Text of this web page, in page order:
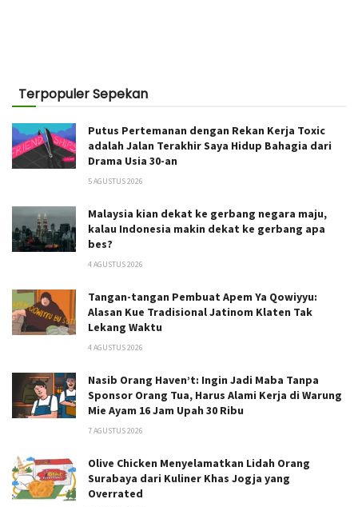
Terpopuler Sepekan
Putus Pertemanan dengan Rekan Kerja Toxic
adalah Jalan Terakhir Saya Hidup Bahagia dari
Drama Usia 30-an
5 AGUSTUS 2026
Malaysia kian dekat ke gerbang negara maju,
kalau Indonesia makin dekat ke gerbang apa
bes?
4 AGUSTUS 2026
Tangan-tangan Pembuat Apem Ya Qowiyyu:
Alasan Kue Tradisional Jatinom Klaten Tak
Lekang Waktu
4 AGUSTUS 2026
Nasib Orang Haven’t: Ingin Jadi Maba Tanpa
Sponsor Orang Tua, Harus Alami Kerja di Warung
Mie Ayam 16 Jam Upah 30 Ribu
7 AGUSTUS 2026
Olive Chicken Menyelamatkan Lidah Orang
Surabaya dari Kuliner Khas Jogja yang
Overrated